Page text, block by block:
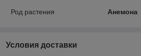
Род растения Анемона
Условия доставки